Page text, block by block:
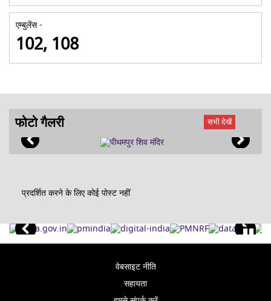
एम्बुलेंस -
102, 108
फोटो गैलरी सभी देखें
प्रदर्शित करने के लिए कोई पोस्ट नहीं
वेबसाइट नीति
सहायता